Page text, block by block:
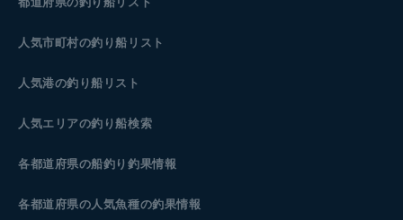
人気市町村の釣り船リスト
人気港の釣り船リスト
人気エリアの釣り船検索
各都道府県の船釣り釣果情報
各都道府県の人気魚種の釣果情報